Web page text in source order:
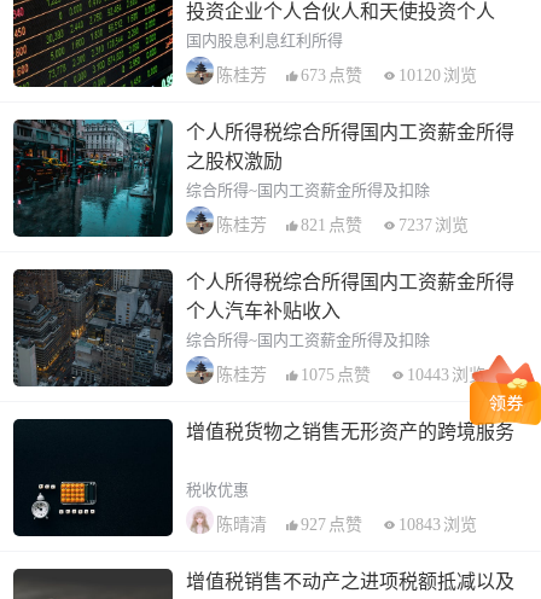
投资企业个人合伙人和天使投资个人
国内股息利息红利所得
陈桂芳
673 点赞 10120 浏览
个人所得税综合所得国内工资薪金所得
之股权激励
综合所得~国内工资薪金所得及扣除
陈桂芳
821 点赞 7237 浏览
个人所得税综合所得国内工资薪金所得
个人汽车补贴收入
综合所得~国内工资薪金所得及扣除
陈桂芳
1075 点赞 10443 浏览
增值税货物之销售无形资产的跨境服务
税收优惠
陈晴清
927 点赞 10843 浏览
增值税销售不动产之进项税额抵减以及